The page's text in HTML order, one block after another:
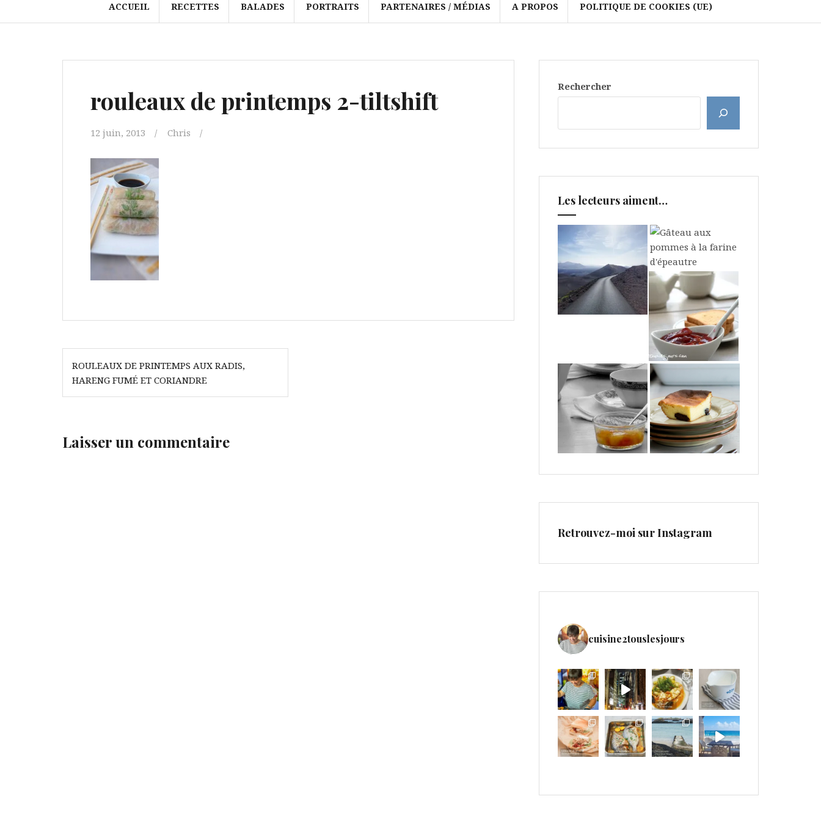
ACCUEIL RECETTES BALADES PORTRAITS PARTENAIRES / MÉDIAS A PROPOS POLITIQUE DE COOKIES (UE)
rouleaux de printemps 2-tiltshift
12 juin, 2013 Chris
Navigation
de
l’article
ROULEAUX DE PRINTEMPS AUX RADIS,
HARENG FUMÉ ET CORIANDRE
Laisser un commentaire
Rechercher
Les lecteurs aiment…
Retrouvez-moi sur Instagram
cuisine2touslesjours